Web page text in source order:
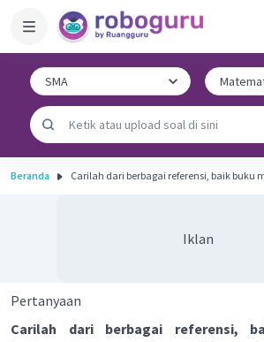
Beranda Carilah dari berbagai referensi, baik buku
Iklan
Pertanyaan
Carilah dari berbagai referensi,